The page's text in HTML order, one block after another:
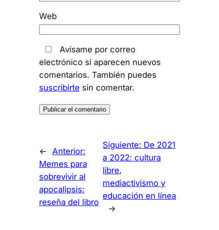
Web
Avísame por correo
electrónico si aparecen nuevos
comentarios. También puedes
suscribirte sin comentar.
←
Anterior:
Memes para
sobrevivir al
apocalipsis:
reseña del libro
Siguiente: De 2021
a 2022: cultura
libre,
mediactivismo y
educación en línea
→